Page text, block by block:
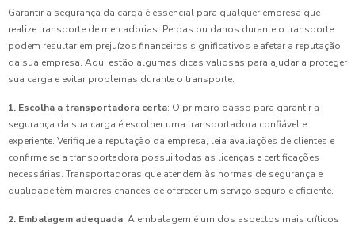
Garantir a segurança da carga é essencial para qualquer empresa que
realize transporte de mercadorias. Perdas ou danos durante o transporte
podem resultar em prejuízos financeiros significativos e afetar a reputação
da sua empresa. Aqui estão algumas dicas valiosas para ajudar a proteger
sua carga e evitar problemas durante o transporte.
1. Escolha a transportadora certa: O primeiro passo para garantir a
segurança da sua carga é escolher uma transportadora confiável e
experiente. Verifique a reputação da empresa, leia avaliações de clientes e
confirme se a transportadora possui todas as licenças e certificações
necessárias. Transportadoras que atendem às normas de segurança e
qualidade têm maiores chances de oferecer um serviço seguro e eficiente.
2. Embalagem adequada: A embalagem é um dos aspectos mais críticos